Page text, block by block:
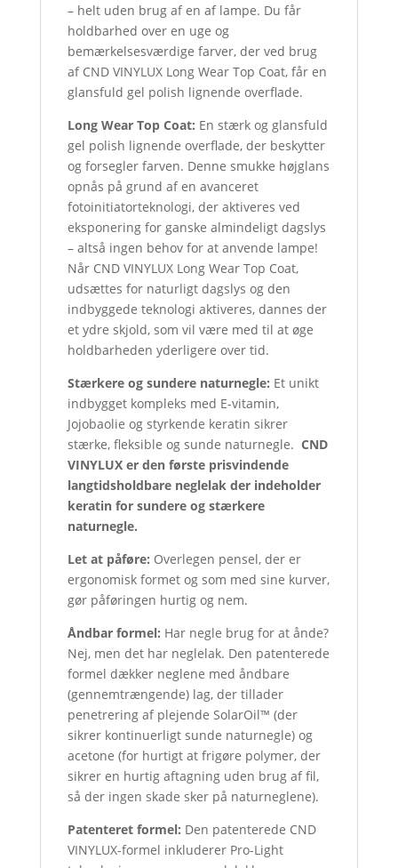
– helt uden brug af en af lampe. Du får
holdbarhed over en uge og
bemærkelsesværdige farver, der ved brug
af CND VINYLUX Long Wear Top Coat, får en
glansfuld gel polish lignende overflade.
Long Wear Top Coat: En stærk og glansfuld
gel polish lignende overflade, der beskytter
og forsegler farven. Denne smukke højglans
opnås på grund af en avanceret
fotoinitiatorteknologi, der aktiveres ved
eksponering for ganske almindeligt dagslys
– altså ingen behov for at anvende lampe!
Når CND VINYLUX Long Wear Top Coat,
udsættes for naturligt dagslys og den
indbyggede teknologi aktiveres, dannes der
et ydre skjold, som vil være med til at øge
holdbarheden yderligere over tid.
Stærkere og sundere naturnegle: Et unikt
indbygget kompleks med E-vitamin,
Jojobaolie og styrkende keratin sikrer
stærke, fleksible og sunde naturnegle. CND
VINYLUX er den første prisvindende
langtidsholdbare neglelak der indeholder
keratin for sundere og stærkere
naturnegle.
Let at påføre: Overlegen pensel, der er
ergonomisk formet og som med sine kurver,
gør påføringen hurtig og nem.
Åndbar formel: Har negle brug for at ånde?
Nej, men det har neglelak. Den patenterede
formel dækker neglene med åndbare
(gennemtrængende) lag, der tillader
penetrering af plejende SolarOil™ (der
sikrer kontinuerligt sunde naturnegle) og
acetone (for hurtigt at frigøre polymer, der
sikrer en hurtig aftagning uden brug af fil,
så der ingen skade sker på naturneglene).
Patenteret formel: Den patenterede CND
VINYLUX-formel inkluderer Pro-Light